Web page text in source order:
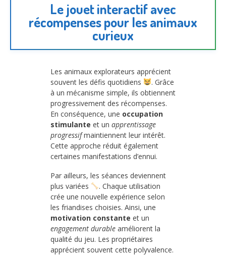
Le jouet interactif avec
récompenses pour les animaux
curieux
Les animaux explorateurs apprécient
souvent les défis quotidiens
. Grâce
à un mécanisme simple, ils obtiennent
progressivement des récompenses.
En conséquence, une occupation
stimulante et un apprentissage
progressifmaintiennent leur intérêt.
Cette approche réduit également
certaines manifestations d’ennui.
Par ailleurs, les séances deviennent
plus variées
. Chaque utilisation
crée une nouvelle expérience selon
les friandises choisies. Ainsi, une
motivation constante et un
engagement durable améliorent la
qualité du jeu. Les propriétaires
apprécient souvent cette polyvalence.